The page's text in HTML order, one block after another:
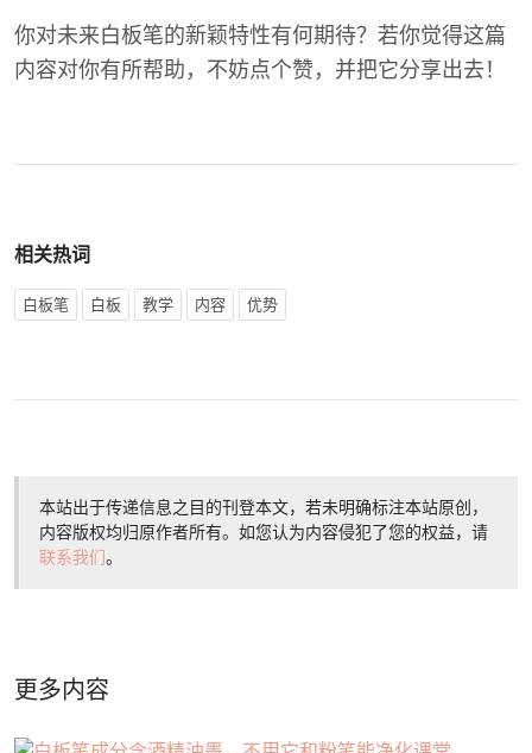
你对未来白板笔的新颖特性有何期待？若你觉得这篇
内容对你有所帮助，不妨点个赞，并把它分享出去！
相关热词
白板笔 白板 教学 内容 优势
本站出于传递信息之目的刊登本文，若未明确标注本站原创，
内容版权均归原作者所有。如您认为内容侵犯了您的权益，请
联系我们。
更多内容